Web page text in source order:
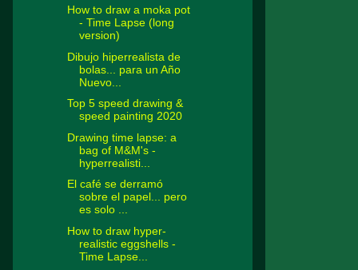
How to draw a moka pot
- Time Lapse (long
version)
Dibujo hiperrealista de
bolas... para un Año
Nuevo...
Top 5 speed drawing &
speed painting 2020
Drawing time lapse: a
bag of M&M's -
hyperrealisti...
El café se derramó
sobre el papel... pero
es solo ...
How to draw hyper-
realistic eggshells -
Time Lapse...